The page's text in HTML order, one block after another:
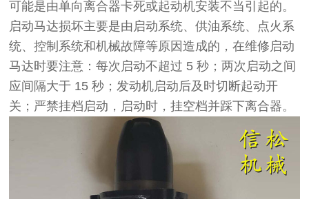
可能是由单向离合器卡死或起动机安装不当引起的。
启动马达损坏主要是由启动系统、供油系统、点火系
统、控制系统和机械故障等原因造成的，在维修启动
马达时要注意：每次启动不超过 5秒；两次 启动之间
应间隔大于 15秒；发动机启动后及时切断起动开
关；严禁挂档启动， 启动时，挂空档并踩下离合器。